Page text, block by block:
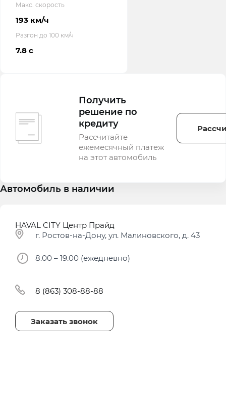
Макс. скорость
193 км/ч
Разгон до 100 км/ч
7.8 с
Получить
решение по
кредиту
Рассчитайте
ежемесячный платеж
на этот автомобиль
Автомобиль в наличии
HAVAL CITY Центр Прайд
г. Ростов-на-Дону, ул. Малиновского, д. 43
8.00 – 19.00 (ежедневно)
8 (863) 308-88-88
Заказать звонок